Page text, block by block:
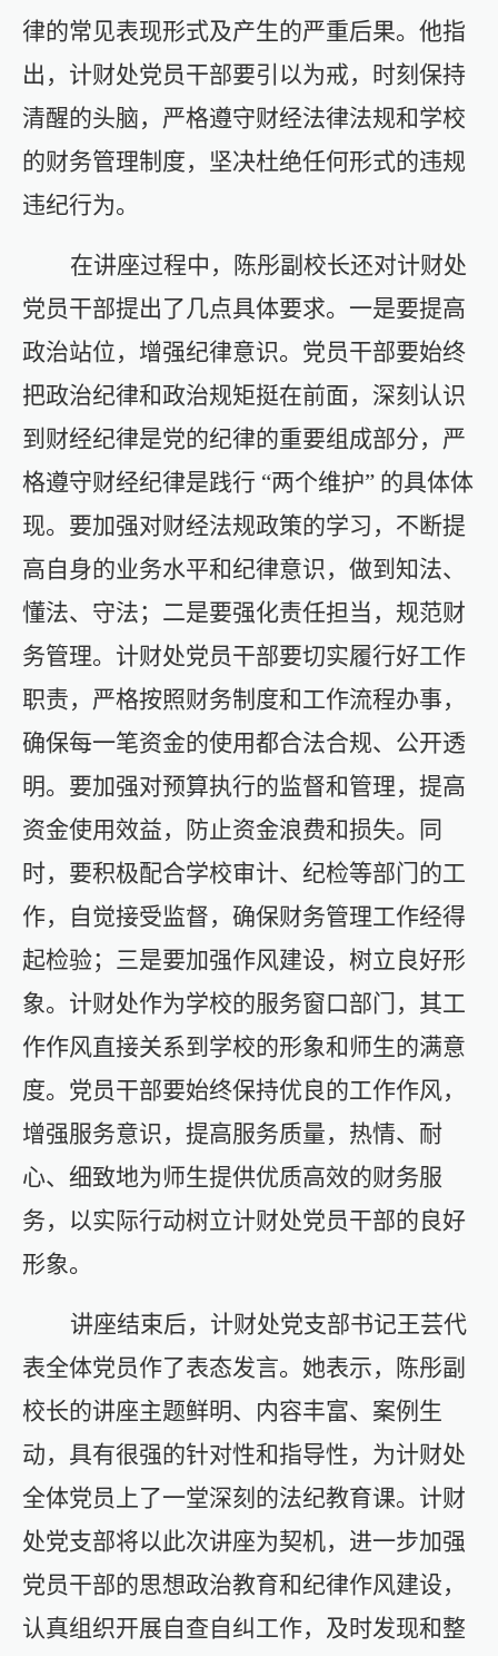
律的常见表现形式及产生的严重后果。 他指
出， 计财处党员干部要引以为戒，时刻保持
清醒的头脑，严格遵守财经法律法规和学校
的财务管理制度，坚决杜绝任何形式的违规
违纪行为。
在讲座过程中，陈彤副校长还对计财处
党员干部提出了几点具体要求。一是要提高
政治站位，增强纪律意识。党员干部要始终
把政治纪律和政治规矩挺在前面，深刻认识
到财经纪律是党的纪律的重要组成部分，严
格遵守财经纪律是践行 “两个维护” 的具体体
现。要加强对财经法规政策的学习，不断提
高自身的业务水平和纪律意识，做到知法、
懂法、守法； 二是要强化责任担当，规范财
务管理。计财处党员干部要切实履行好工作
职责，严格按照财务制度和工作流程办事，
确保每一笔资金的使用都合法合规、公开透
明。要加强对预算执行的监督和管理，提高
资金使用效益，防止资金浪费和损失。同
时，要积极配合学校审计、纪检等部门的工
作，自觉接受监督，确保财务管理工作经得
起检验； 三是要加强作风建设，树立良好形
象。计财处作为学校的服务窗口部门，其工
作作风直接关系到学校的形象和师生的满意
度。党员干部要始终保持优良的工作作风，
增强服务意识，提高服务质量，热情、耐
心、细致地为师生提供优质高效的财务服
务，以实际行动树立计财处党员干部的良好
形象。
讲座结束后，计财处党支部书记王芸代
表全体党员作了表态发言。 她表示，陈彤副
校长的讲座主题鲜明、内容丰富、案例生
动，具有很强的针对性和指导性，为计财处
全体党员上了一堂深刻的法纪教育课。计财
处党支部将以此次讲座为契机，进一步加强
党员干部的思想政治教育和纪律作风建设，
认真组织开展自查自纠工作，及时发现和整